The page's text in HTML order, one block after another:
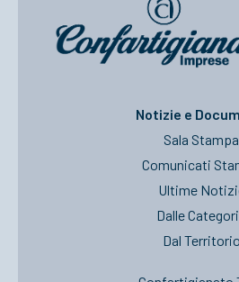
Notizie e
Sala Stampa
Comunicati
Ultime
Dalle
Dal Territorio